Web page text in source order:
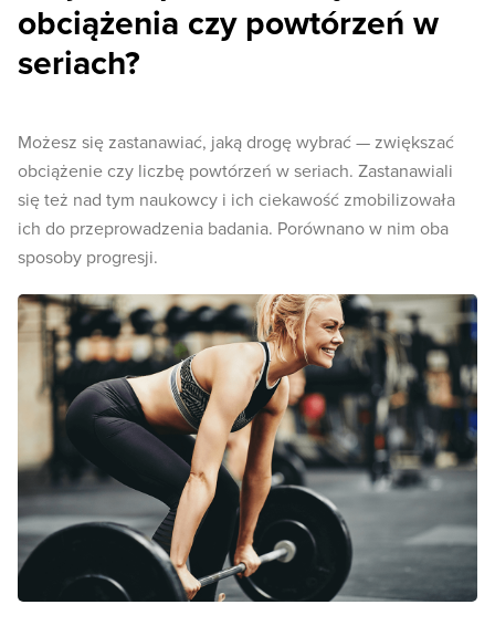
obciążenia czy powtórzeń w
seriach?
Możesz się zastanawiać, jaką drogę wybrać — zwiększać
obciążenie czy liczbę powtórzeń w seriach. Zastanawiali
się też nad tym naukowcy i ich ciekawość zmobilizowała
ich do przeprowadzenia badania. Porównano w nim oba
sposoby progresji.